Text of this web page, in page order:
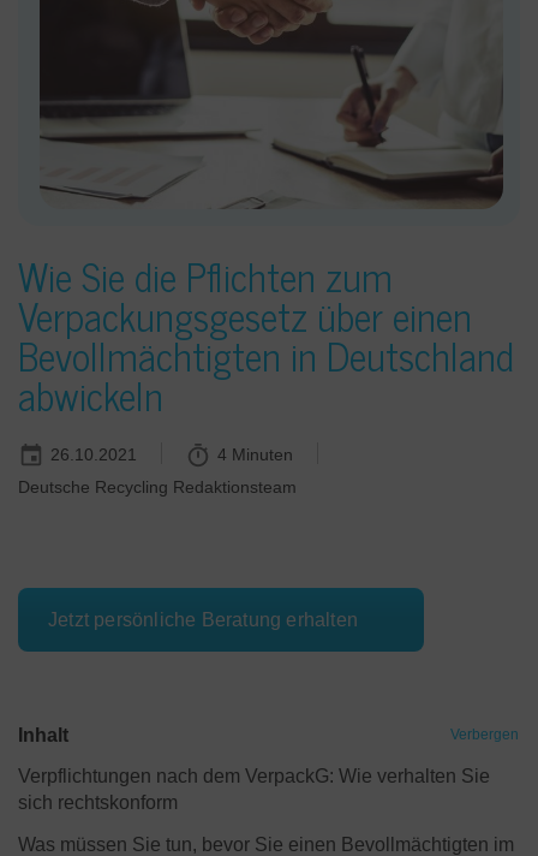
Wie Sie die Pflichten zum
Verpackungsgesetz über einen
Bevollmächtigten in Deutschland
abwickeln
26.10.2021
4 Minuten
Deutsche Recycling Redaktionsteam
Jetzt persönliche Beratung erhalten
Inhalt Verbergen
Verpflichtungen nach dem VerpackG: Wie verhalten Sie
sich rechtskonform
Was müssen Sie tun, bevor Sie einen Bevollmächtigten im